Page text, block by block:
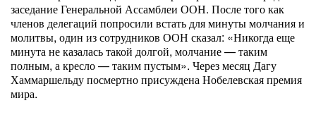
заседание Генеральной Ассамблеи ООН. После того как
членов делегаций попросили встать для минуты молчания и
молитвы, один из сотрудников ООН сказал: «Никогда еще
минута не казалась такой долгой, молчание — таким
полным, а кресло — таким пустым». Через месяц Дагу
Хаммаршельду посмертно присуждена Нобелевская премия
мира.